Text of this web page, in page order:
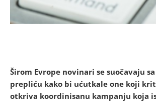
Širom Evrope novinari se suočavaju
prepliću kako bi ućutkale one koji
otkriva koordinisanu kampanju koja